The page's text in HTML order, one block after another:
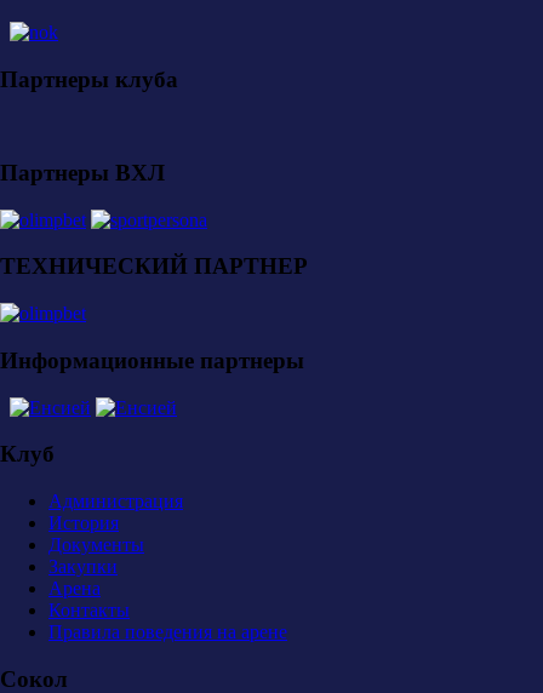
Партнеры клуба
Партнеры ВХЛ
ТЕХНИЧЕСКИЙ ПАРТНЕР
Информационные партнеры
Клуб
Администрация
История
Документы
Закупки
Арена
Контакты
Правила поведения на арене
Сокол